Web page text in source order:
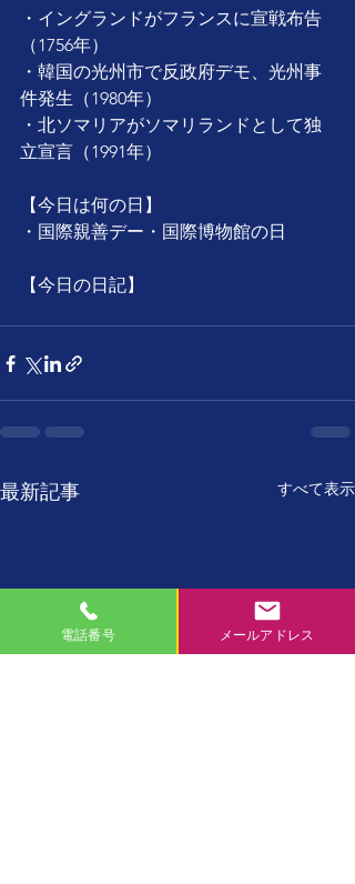
・イングランドがフランスに宣戦布告
（1756年）
・韓国の光州市で反政府デモ、光州事
件発生（1980年）
・北ソマリアがソマリランドとして独
立宣言（1991年）
【今日は何の日】
・国際親善デー・国際博物館の日
【今日の日記】
最新記事 すべて表示
電話番号 メールアドレス